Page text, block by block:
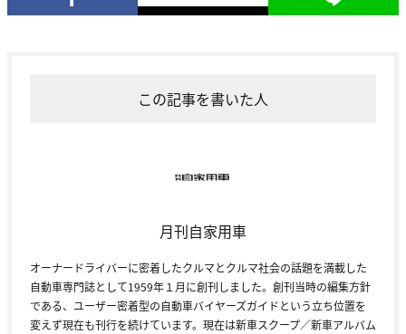
この記事を書いた人
月刊自家用車
オーナードライバーに密着したクルマとクルマ社会の話題を満載した
自動車専門誌として1959年１月に創刊しました。創刊当時の編集方針
である、ユーザー密着型の自動車バイヤーズガイドという立ち位置を
変えず現在も刊行を続けています。現在は新車スクープ／新車アルバム